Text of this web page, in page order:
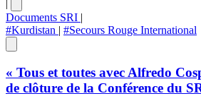
|
Documents SRI |
#Kurdistan | #Secours Rouge International
« Tous et toutes avec Alfredo
de clôture de la Conférence du